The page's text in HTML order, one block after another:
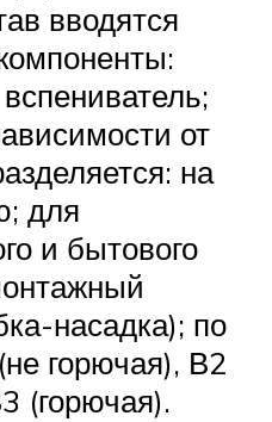
вводятся
от
на
для
и бытового
насадка); по
горючая), В2
(горючая).